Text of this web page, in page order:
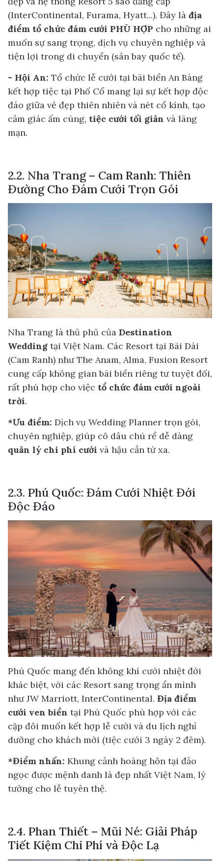
(InterContinental, Furama, Hyatt...). Đây là địa
điểm tổ chức đám cưới PHÙ HỢP cho những ai
muốn sự sang trọng, dịch vụ chuyên nghiệp và
tiện lợi trong di chuyển (sân bay quốc tế).
- Hội An: Tổ chức lễ cưới tại bãi biển An Bàng
kết hợp tiệc tại Phố Cổ mang lại sự kết hợp độc
đáo giữa vẻ đẹp thiên nhiên và nét cổ kính, tạo
cảm giác ấm cúng, tiệc cưới tối giản và lãng
mạn.
2.2. Nha Trang – Cam Ranh: Thiên
Đường Cho Đám Cưới Trọn Gói
Nha Trang là thủ phủ của Destination
Wedding tại Việt Nam. Các Resort tại Bãi Dài
(Cam Ranh) như The Anam, Alma, Fusion Resort
cung cấp không gian bãi biển riêng tư tuyệt đối,
rất phù hợp cho việc tổ chức đám cưới ngoài
trời.
*Ưu điểm: Dịch vụ Wedding Planner trọn gói,
chuyên nghiệp, giúp cô dâu chú rể dễ dàng
quản lý chi phí cưới và hậu cần từ xa.
2.3. Phú Quốc: Đám Cưới Nhiệt Đới
Độc Đáo
Phú Quốc mang đến không khí cưới nhiệt đới
khác biệt, với các Resort sang trọng ẩn mình
như JW Marriott, InterContinental. Địa điểm
cưới ven biển tại Phú Quốc phù hợp với các
cặp đôi muốn kết hợp lễ cưới và du lịch nghỉ
dưỡng cho khách mời (tiệc cưới 3 ngày 2 đêm).
*Điểm nhấn: Khung cảnh hoàng hôn tại đảo
ngọc được mệnh danh là đẹp nhất Việt Nam, lý
tưởng cho lễ tuyên thệ.
2.4. Phan Thiết – Mũi Né: Giải Pháp
Tiết Kiệm Chi Phí và Độc Lạ